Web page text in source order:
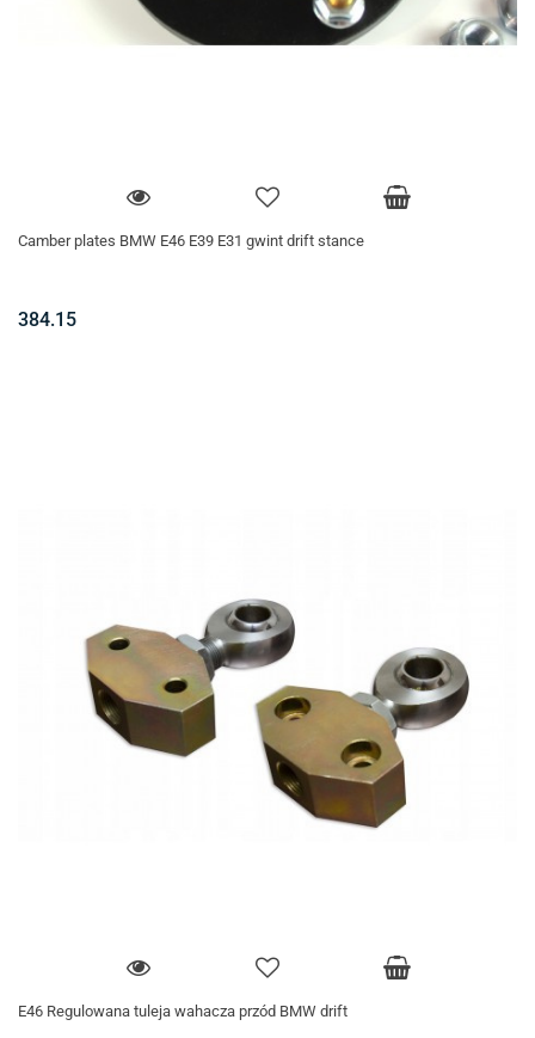
Camber plates BMW E46 E39 E31 gwint drift stance
384.15
E46 Regulowana tuleja wahacza przód BMW drift